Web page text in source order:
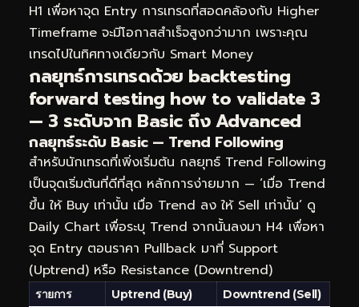
H1 เพื่อหาจุด Entry การเทรดที่สอดคล้องกับ Higher
Timeframe จะมีโอกาสสำเร็จสูงกว่ามาก เพราะคุณ
เทรดไปในทิศทางเดียวกับ Smart Money
กลยุทธ์การเทรดด้วย backtesting
forward testing how to validate 3
— 3 ระดับจาก Basic ถึง Advanced
กลยุทธ์ระดับ Basic — Trend Following
สำหรับนักเทรดที่เพิ่งเริ่มต้น กลยุทธ์ Trend Following
เป็นจุดเริ่มต้นที่ดีที่สุด หลักการง่ายมาก — ‘เมื่อ Trend
ขึ้น ให้ Buy เท่านั้น เมื่อ Trend ลง ให้ Sell เท่านั้น’ ดู
Daily Chart เพื่อระบุ Trend จากนั้นลงมา H4 เพื่อหา
จุด Entry ตอนราคา Pullback มาที่ Support
(Uptrend) หรือ Resistance (Downtrend)
รายการ Uptrend (Buy) Downtrend (Sell)